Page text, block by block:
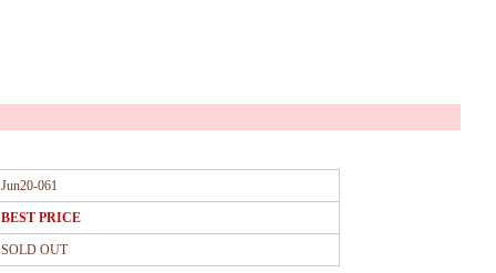
Jun20-061
BEST PRICE
SOLD OUT